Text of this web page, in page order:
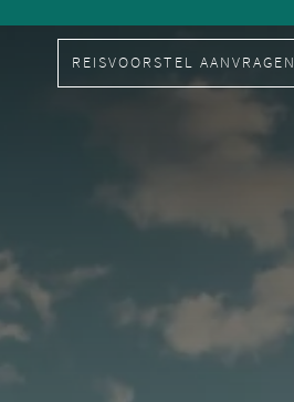
REISVOORSTEL AANVRAGEN